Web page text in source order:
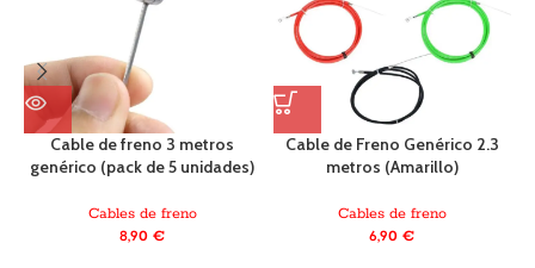
Cable de freno 3 metros
genérico (pack de 5 unidades)
Cables de freno
8,90€
Cable de Freno Genérico 2.3
metros (Amarillo)
Cables de freno
6,90€